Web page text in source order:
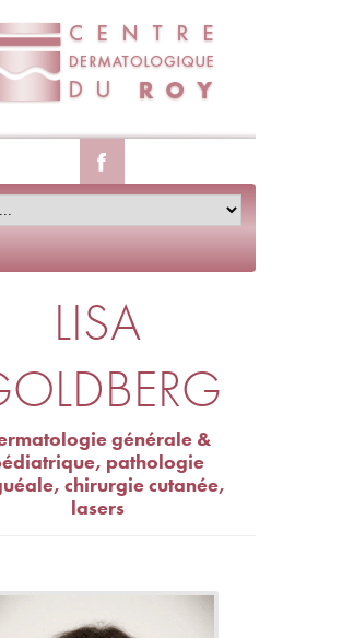
LISA
générale &
pathologie
chirurgie cutanée,
lasers